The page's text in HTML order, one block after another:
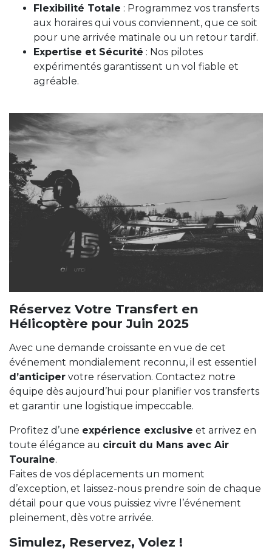
Flexibilité Totale : Programmez vos transferts
aux horaires qui vous conviennent, que ce soit
pour une arrivée matinale ou un retour tardif.
Expertise et Sécurité : Nos pilotes
expérimentés garantissent un vol fiable et
agréable.
Réservez Votre Transfert en
Hélicoptère pour Juin 2025
Avec une demande croissante en vue de cet
événement mondialement reconnu, il est essentiel
d’anticiper votre réservation. Contactez notre
équipe dès aujourd’hui pour planifier vos transferts
et garantir une logistique impeccable.
Profitez d’une expérience exclusive et arrivez en
toute élégance au circuit du Mans avec Air
Touraine.
Faites de vos déplacements un moment
d’exception, et laissez-nous prendre soin de chaque
détail pour que vous puissiez vivre l’événement
pleinement, dès votre arrivée.
Simulez, Reservez, Volez !